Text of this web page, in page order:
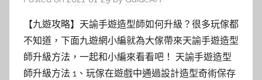
【九遊攻略】天諭手遊造型師如何升級？很多玩傢都
不知道，下面九遊網小編就為大傢帶來天諭手遊造型
師升級方法，一起和小編來看看吧！ 天諭手遊造型
師升級方法 1、玩傢在遊戲中通過設計造型奇術保存